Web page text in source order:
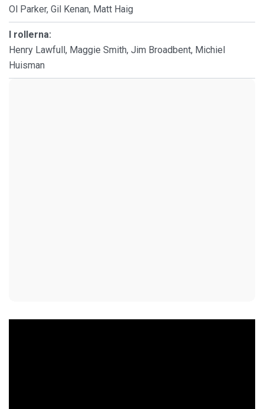
Ol Parker, Gil Kenan, Matt Haig
I rollerna:
Henry Lawfull, Maggie Smith, Jim Broadbent, Michiel
Huisman